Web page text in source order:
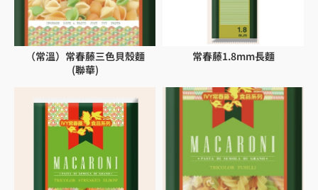
（常溫）常春藤三色貝殼麵
(聯華)
常春藤1.8mm長麵